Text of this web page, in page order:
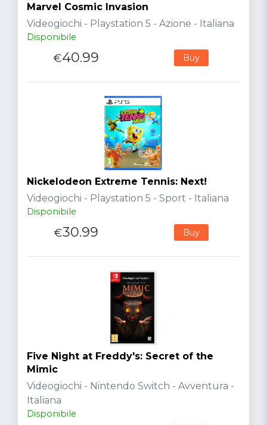
Marvel Cosmic Invasion
Videogiochi - Playstation 5 - Azione - Italiana
Disponibile
€40.99 Buy
Nickelodeon Extreme Tennis: Next!
Videogiochi - Playstation 5 - Sport - Italiana
Disponibile
€30.99 Buy
Five Night at Freddy's: Secret of the
Mimic
Videogiochi - Nintendo Switch - Avventura -
Italiana
Disponibile